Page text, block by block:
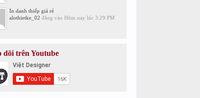
In danh thiếp giá rẻ
alothietke_02 đăng vào Hôm nay lúc 3:29 PM
dõi trên Youtube